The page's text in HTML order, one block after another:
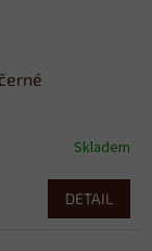
Skladem
DETAIL